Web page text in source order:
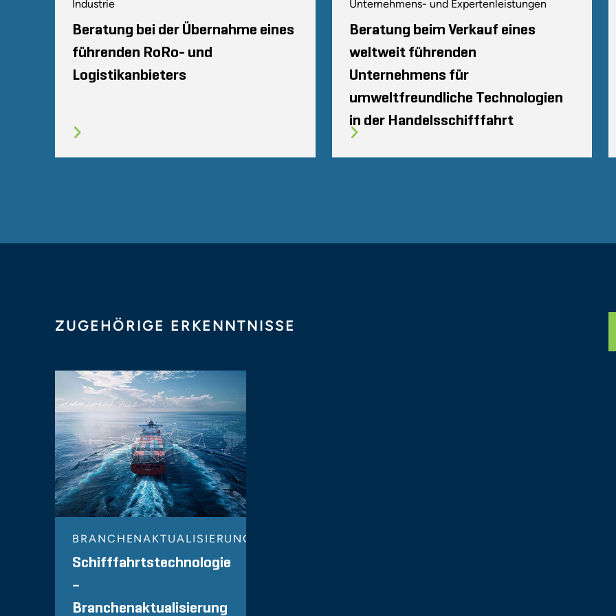
Industrie
Beratung bei der Übernahme eines
führenden RoRo- und
Logistikanbieters
Unternehmens- und Expertenleistungen
Beratung beim Verkauf eines
weltweit führenden
Unternehmens für
umweltfreundliche Technologien
in der Handelsschifffahrt
ZUGEHÖRIGE ERKENNTNISSE
BRANCHENAKTUALISIERUNG
Schifffahrtstechnologie
–
Branchenaktualisierung